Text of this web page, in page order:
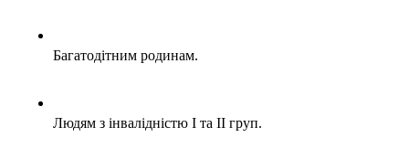
Багатодітним родинам.
Людям з інвалідністю I та II груп.